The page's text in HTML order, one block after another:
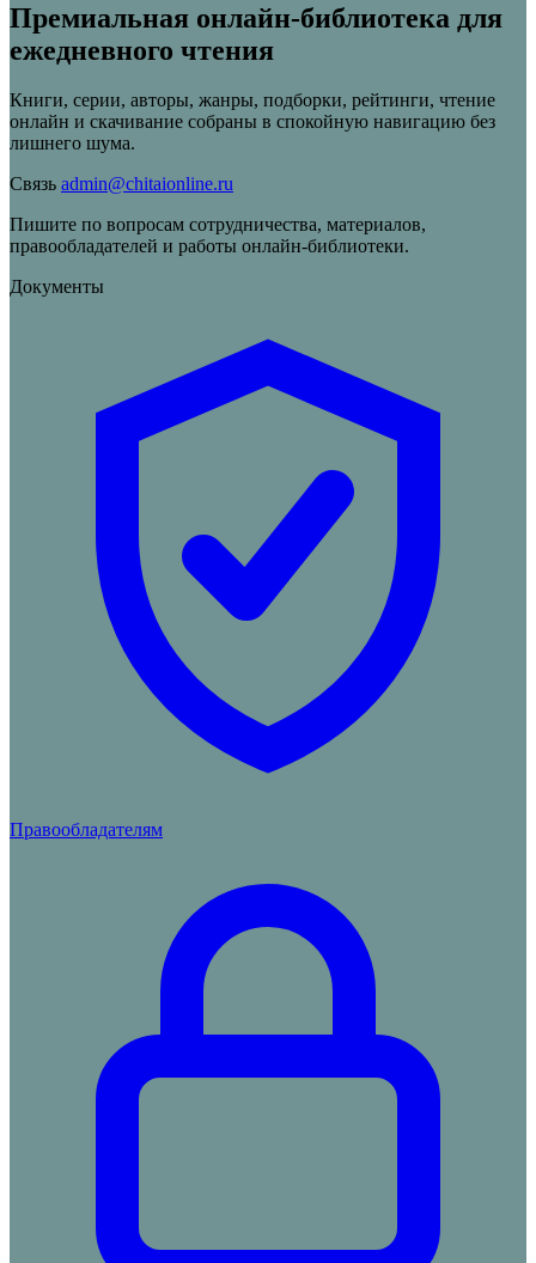
Премиальная онлайн-библиотека для
ежедневного чтения
Книги, серии, авторы, жанры, подборки, рейтинги, чтение
онлайн и скачивание собраны в спокойную навигацию без
лишнего шума.
Связь admin@chitaionline.ru
Пишите по вопросам сотрудничества, материалов,
правообладателей и работы онлайн-библиотеки.
Документы
Правообладателям